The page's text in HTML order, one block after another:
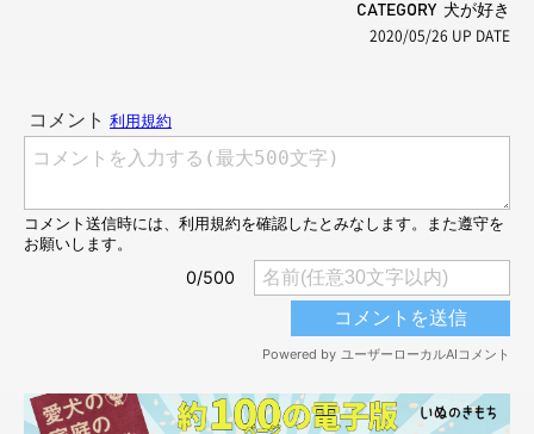
CATEGORY 犬が好き
2020/05/26 UP DATE